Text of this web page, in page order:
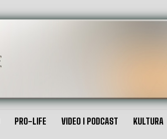
PRO-LIFE VIDEO I PODCAST KULTURA